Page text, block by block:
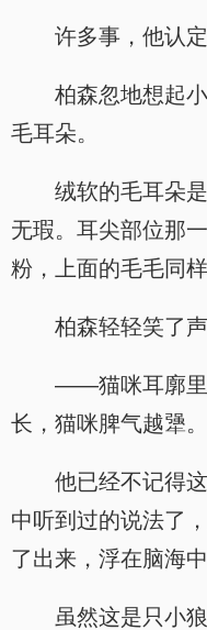
许多事，他认
柏森忽地想起
毛耳朵。
绒软的毛耳朵
无瑕。耳尖部位那
粉，上面的毛毛同样
柏森轻轻笑了声
——猫咪耳廓里
长，猫咪脾气越犟。
他已经不记得
中听到过的说法了
了出来，浮在脑海
虽然这是只小